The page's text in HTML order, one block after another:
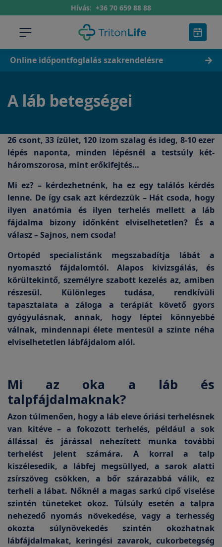
Hívás: +36 70 659 88 88
Online időpontfoglalás szakrendelésre
A láb betegségei
26 csont, 33 ízület, 120 izom szalag és ideg, 8-10 ezer
lépés naponta, minden lépésnél a testsúly két-
háromszorosa, mint erőkifejtés…
Mi ez? – kérdezhetnénk, ha ez egy találós kérdés
lenne. De így csak azt kérdezzük – Hát csoda, hogy
ilyen anatómia és ilyen terhelés mellett a láb
fájdalma bizony időnként elviselhetetlen? És a
válasz – Sajnos, nem csoda!
Ortopéd specialistánk megszabadítja lábát a
nyomasztó fájdalomtól. Alapos kivizsgálás, és
körültekintő, személyre szabott kezelés az, amiben
részesül. Különleges tudása, rendkívüli
tapasztalata a záloga a terápiát követő gyors
gyógyulásnak, annak, hogy léptei könnyebbé
válnak, mindennapi élete mentesül a szinte néha
elviselhetetlen lábfájdalom alól.
Mi az oka a láb és
talpfájdalmaknak?
Azon túlmenően, hogy a láb eleve óriási terhelésnek
van kitéve – a fokozott terhelés, például a sok
állással és járással nehezített munka további
terhelést jelent számára. A korral a talp
kiszélesedik, a lábfej megsüllyed, a sarok alatti
zsírszöveg csökken, a bőr szárazabbá válik, ez
terheli a lábat. Nőknél a magas sarkú cipő viselése
szintén tüneteket okoz. Túlsúly esetén a talpra
nehezedő nyomás növekedése, vagy a terhesség
okozta súlynövekedés szintén okozhatnak
lábfájdalmakat, keringési zavarok, cukorbetegség